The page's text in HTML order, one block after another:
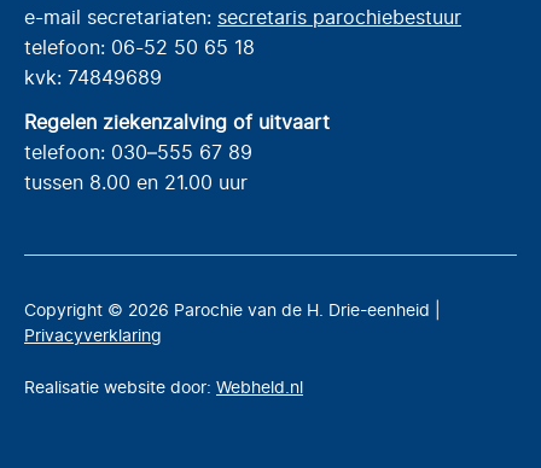
e-mail secretariaten: secretaris parochiebestuur
telefoon: 06-52 50 65 18
kvk: 74849689
Regelen ziekenzalving of uitvaart
telefoon: 030–555 67 89
tussen 8.00 en 21.00 uur
Copyright © 2026 Parochie van de H. Drie-eenheid |
Privacyverklaring
Realisatie website door: Webheld.nl